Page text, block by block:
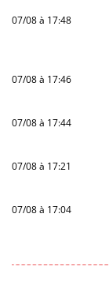
07/08 à 17:48
07/08 à 17:46
07/08 à 17:44
07/08 à 17:21
07/08 à 17:04